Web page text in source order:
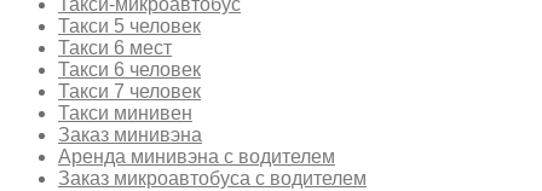
Такси-микроавтобус
Такси 5 человек
Такси 6 мест
Такси 6 человек
Такси 7 человек
Такси минивен
Заказ минивэна
Аренда минивэна с водителем
Заказ микроавтобуса с водителем